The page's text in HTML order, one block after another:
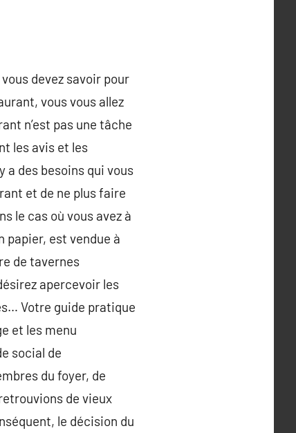
devez savoir pour
vous vous allez
n’est pas une tâche
les avis et les
des besoins qui vous
et de ne plus faire
le cas où vous avez à
papier, est vendue à
de tavernes
apercevoir les
Votre guide pratique
et les menu
social de
du foyer, de
de vieux
le décision du